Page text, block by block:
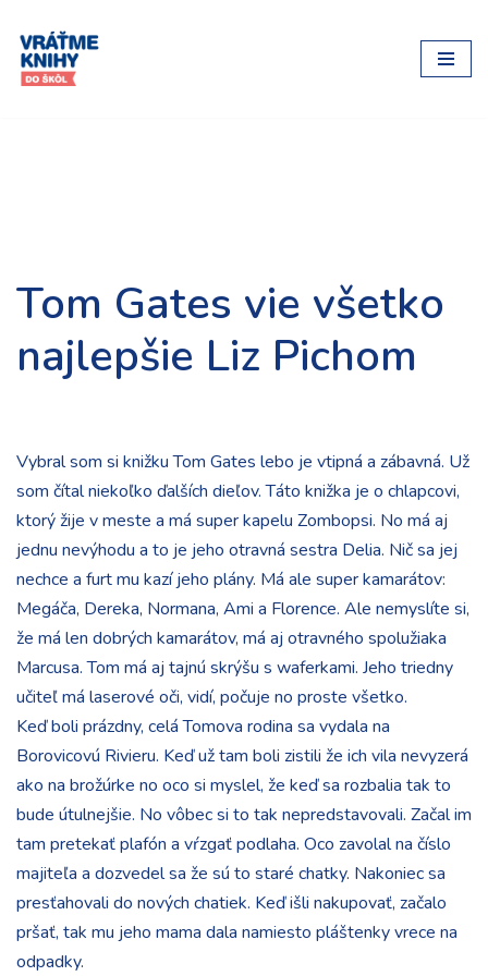
Preskočiť
na
Tom Gates vie všetko
najlepšie Liz Pichom
Vybral som si knižku Tom Gates lebo je vtipná a zábavná. Už
som čítal niekoľko ďalších dieľov. Táto knižka je o chlapcovi,
ktorý žije v meste a má super kapelu Zombopsi. No má aj
jednu nevýhodu a to je jeho otravná sestra Delia. Nič sa jej
nechce a furt mu kazí jeho plány. Má ale super kamarátov:
Megáča, Dereka, Normana, Ami a Florence. Ale nemyslíte si,
že má len dobrých kamarátov, má aj otravného spolužiaka
Marcusa. Tom má aj tajnú skrýšu s waferkami. Jeho triedny
učiteľ má laserové oči, vidí, počuje no proste všetko.
Keď boli prázdny, celá Tomova rodina sa vydala na
Borovicovú Rivieru. Keď už tam boli zistili že ich vila nevyzerá
ako na brožúrke no oco si myslel, že keď sa rozbalia tak to
bude útulnejšie. No vôbec si to tak nepredstavovali. Začal im
tam pretekať plafón a vŕzgať podlaha. Oco zavolal na číslo
majiteľa a dozvedel sa že sú to staré chatky. Nakoniec sa
presťahovali do nových chatiek. Keď išli nakupovať, začalo
pršať, tak mu jeho mama dala namiesto pláštenky vrece na
odpadky.